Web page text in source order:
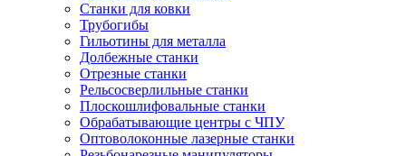
Станки для ковки
Трубогибы
Гильотины для металла
Долбежные станки
Отрезные станки
Рельсосверлильные станки
Плоскошлифовальные станки
Обрабатывающие центры с ЧПУ
Оптоволоконные лазерные станки